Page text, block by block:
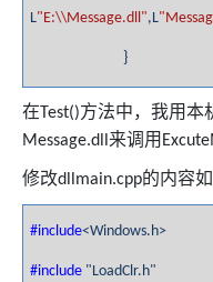
L"E:\\Message.dll",L
}
在Test()方法中，我用本
Message.dll 来调用
修改dllmain.cpp的内容如
#include<Windows.h>
#include "LoadClr.h"